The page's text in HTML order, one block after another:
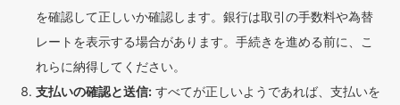
を確認して正しいか確認します。銀行は取引の手数料や為替
レートを表示する場合があります。手続きを進める前に、こ
れらに納得してください。
支払いの確認と送信: すべてが正しいようであれば、支払いを